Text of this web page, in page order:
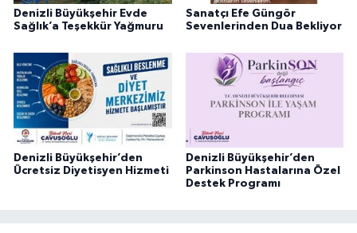
Denizli Büyükşehir Evde
Sağlık’a Teşekkür Yağmuru
Sanatçı Efe Güngör
Sevenlerinden Dua Bekliyor
Denizli Büyükşehir’den
Ücretsiz Diyetisyen Hizmeti
Denizli Büyükşehir’den
Parkinson Hastalarına Özel
Destek Programı